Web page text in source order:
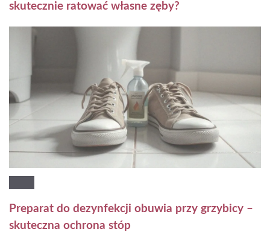
skutecznie ratować własne zęby?
Preparat do dezynfekcji obuwia przy grzybicy –
skuteczna ochrona stóp